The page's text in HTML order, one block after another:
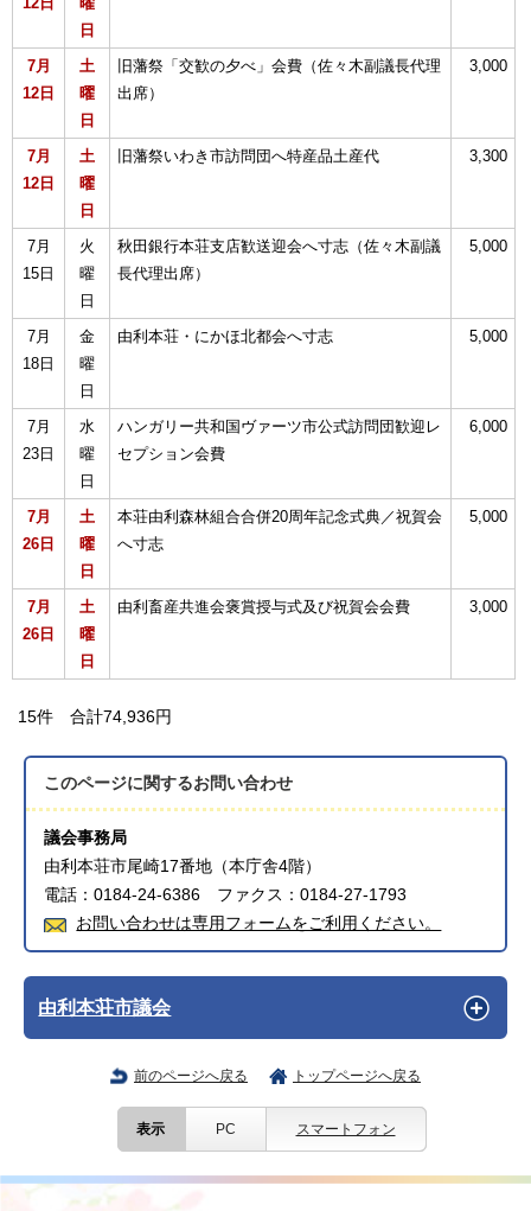
日
7月
12日
土
曜
日
旧藩祭「交歓の夕べ」会費（佐々木副議長代理
出席）
3,000
7月
12日
土
曜
日
旧藩祭いわき市訪問団へ特産品土産代 3,300
7月
15日
火
曜
日
秋田銀行本荘支店歓送迎会へ寸志（佐々木副議
長代理出席）
5,000
7月
18日
金
曜
日
由利本荘・にかほ北都会へ寸志 5,000
7月
23日
水
曜
日
ハンガリー共和国ヴァーツ市公式訪問団歓迎レ
セプション会費
6,000
7月
26日
土
曜
日
本荘由利森林組合合併20周年記念式典／祝賀会
へ寸志
5,000
7月
26日
土
曜
日
由利畜産共進会褒賞授与式及び祝賀会会費 3,000
15件 合計74,936円
このページに関するお問い合わせ
議会事務局
由利本荘市尾崎17番地（本庁舎4階）
電話：0184-24-6386 ファクス：0184-27-1793
お問い合わせは専用フォームをご利用ください。
由利本荘市議会
前のページへ戻る トップページへ戻る
表示 PC スマートフォン